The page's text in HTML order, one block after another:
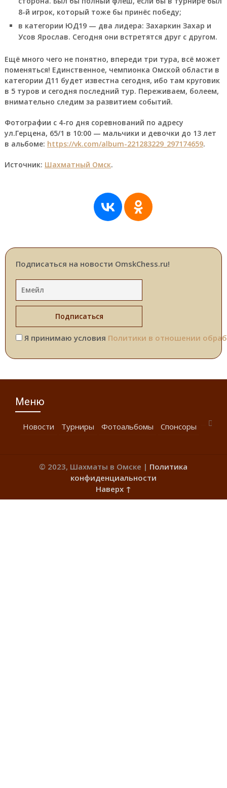
8-й игрок, который тоже бы принёс победу;
в категории ЮД19 — два лидера: Захаркин Захар и
Усов Ярослав. Сегодня они встретятся друг с другом.
Ещё много чего не понятно, впереди три тура, всё может
поменяться! Единственное, чемпионка Омской области в
категории Д11 будет известна сегодня, ибо там круговик
в 5 туров и сегодня последний тур. Переживаем, болеем,
внимательно следим за развитием событий.
Фотографии с 4-го дня соревнований по адресу
ул.Герцена, 65/1 в 10:00 — мальчики и девочки до 13 лет
в альбоме: https://vk.com/album-221283229_297174659.
Источник: Шахматный Омск.
Подписаться на новости OmskChess.ru!
Я принимаю условия Политики в отношении
Меню
Новости Турниры Фотоальбомы Спонсоры
© 2023, Шахматы в Омске | Политика
конфиденциальности
Наверх ↑